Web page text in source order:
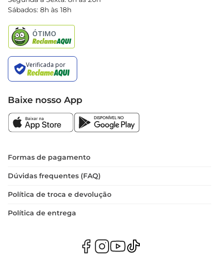
Black Friday
Sábados: 8h às 18h
Baixe nosso App
Formas de pagamento
Dúvidas frequentes (FAQ)
Política de troca e devolução
Política de entrega